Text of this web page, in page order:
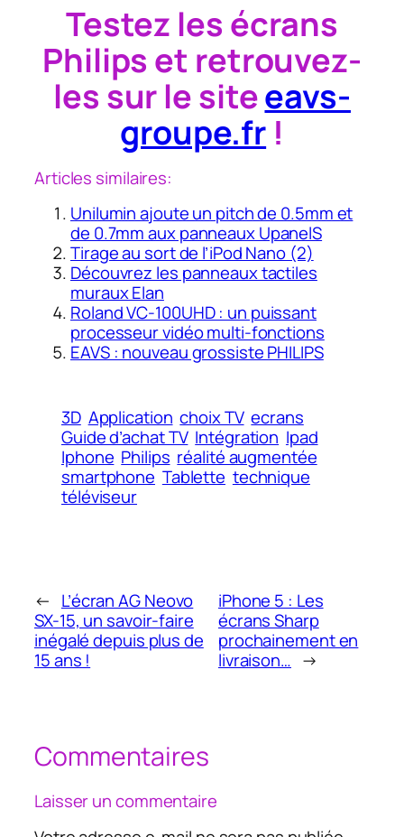
Testez les écrans
Philips et retrouvez-
les sur le siteeavs-
groupe.fr !
Articles similaires:
Unilumin ajoute un pitch de 0.5mm et
de 0.7mm aux panneaux UpanelS
Tirage au sort de l’iPod Nano (2)
Découvrez les panneaux tactiles
muraux Elan
Roland VC-100UHD : un puissant
processeur vidéo multi-fonctions
EAVS : nouveau grossiste PHILIPS
3D Application choix TV ecrans
Guide d’achat TV Intégration Ipad
Iphone Philips réalité augmentée
smartphone Tablette technique
téléviseur
← L’écran AG Neovo
SX-15, un savoir-faire
inégalé depuis plus de
15 ans !
iPhone 5 : Les
écrans Sharp
prochainement en
livraison… →
Commentaires
Laisser un commentaire